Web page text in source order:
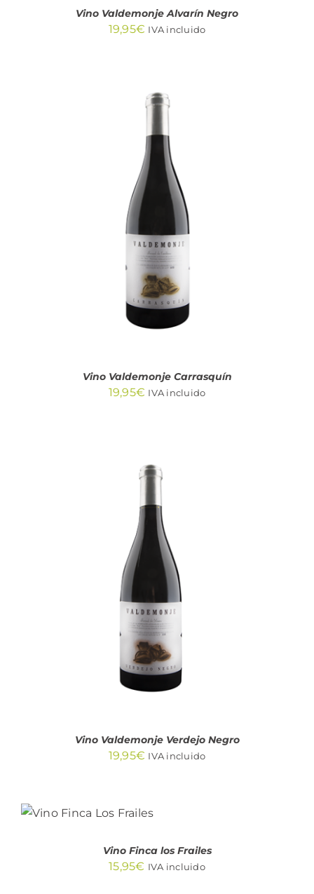
Vino Valdemonje Alvarín Negro
19,95€ IVA incluido
AÑADIR AL CARRITO
Vino Valdemonje Carrasquín
19,95€ IVA incluido
AÑADIR AL CARRITO
Vino Valdemonje Verdejo Negro
19,95€ IVA incluido
CARRITO
/
Vino Finca los Frailes
15,95€ IVA incluido